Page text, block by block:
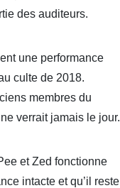
des auditeurs.
une performance
culte de 2018.
membres du
verrait jamais le jour.
et Zed fonctionne
intacte et qu’il reste